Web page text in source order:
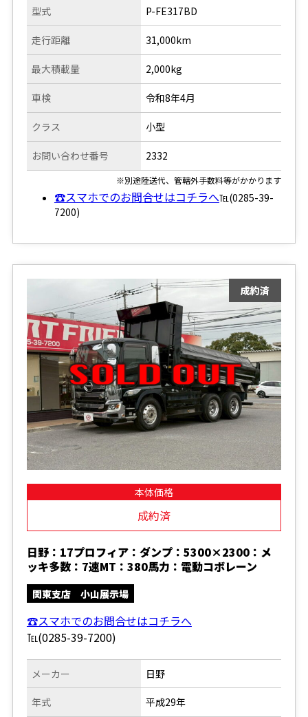
型式
走行距離
P-FE317BD
31,000km
最大積載量
車検
クラス
お問い合わせ番号
2,000kg
令和8年4月
小型
2332
※別途陸送代、管轄外手数料等がかかります
☎スマホでのお問合せはコチラへ℡(0285-39-
7200)
本体価格
成約済
日野：17プロフィア：ダンプ：5300×2300：メ
ッキ多数：7速MT：380馬力：電動コボレーン
関東支店 小山展示場
☎スマホでのお問合せはコチラへ
℡(0285-39-7200)
メーカー
年式
日野
平成29年